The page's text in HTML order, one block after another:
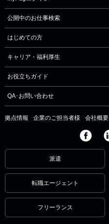
公開中のお仕事検索
はじめての方
キャリア・福利厚生
お役立ちガイド
QA･お問い合わせ
拠点情報 企業のご担当者様 会社概要
派遣
転職エージェント
フリーランス